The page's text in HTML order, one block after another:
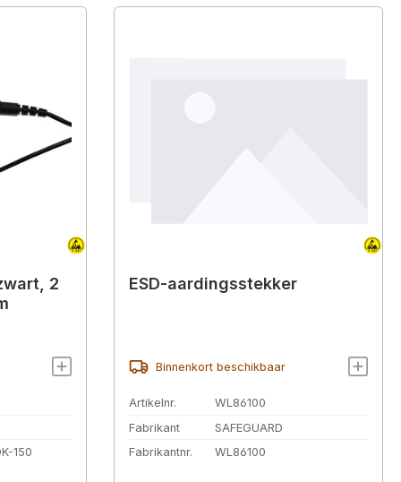
2
150
ESD-aardingsstekker
Binnenkort beschikbaar
Artikelnr.
WL86100
Fabrikant
SAFEGUARD
Fabrikantnr.
WL86100